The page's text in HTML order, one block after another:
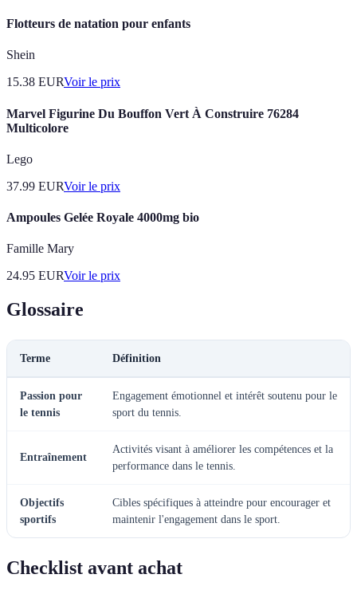
Flotteurs de natation pour enfants
Shein
15.38 EURVoir le prix
Marvel Figurine Du Bouffon Vert À Construire 76284
Multicolore
Lego
37.99 EURVoir le prix
Ampoules Gelée Royale 4000mg bio
Famille Mary
24.95 EURVoir le prix
Glossaire
Terme Définition
Passion pour
le tennis
Engagement émotionnel et intérêt soutenu pour le
sport du tennis.
Entraînement
Activités visant à améliorer les compétences et la
performance dans le tennis.
Objectifs
sportifs
Cibles spécifiques à atteindre pour encourager et
maintenir l'engagement dans le sport.
Checklist avant achat